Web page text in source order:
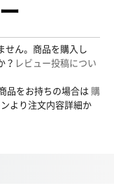
せん。商品を購入し
？ レビュー投稿につい
品をお持ちの場合は 購
より注文内容詳細か